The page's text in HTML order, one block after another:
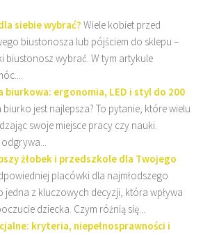
siebie wybrać? Wiele kobiet przed
biustonosza lub pójściem do sklepu –
biustonosz wybrać. W tym artykule
biurkowa: ergonomia, LED i styl do 200
jest najlepsza? To pytanie, które wielu
swoje miejsce pracy czy nauki.
żłobek i przedszkole dla Twojego
placówki dla najmłodszego
jedna z kluczowych decyzji, która wpływa
dziecka. Czym różnią się...
kryteria, niepełnosprawności i